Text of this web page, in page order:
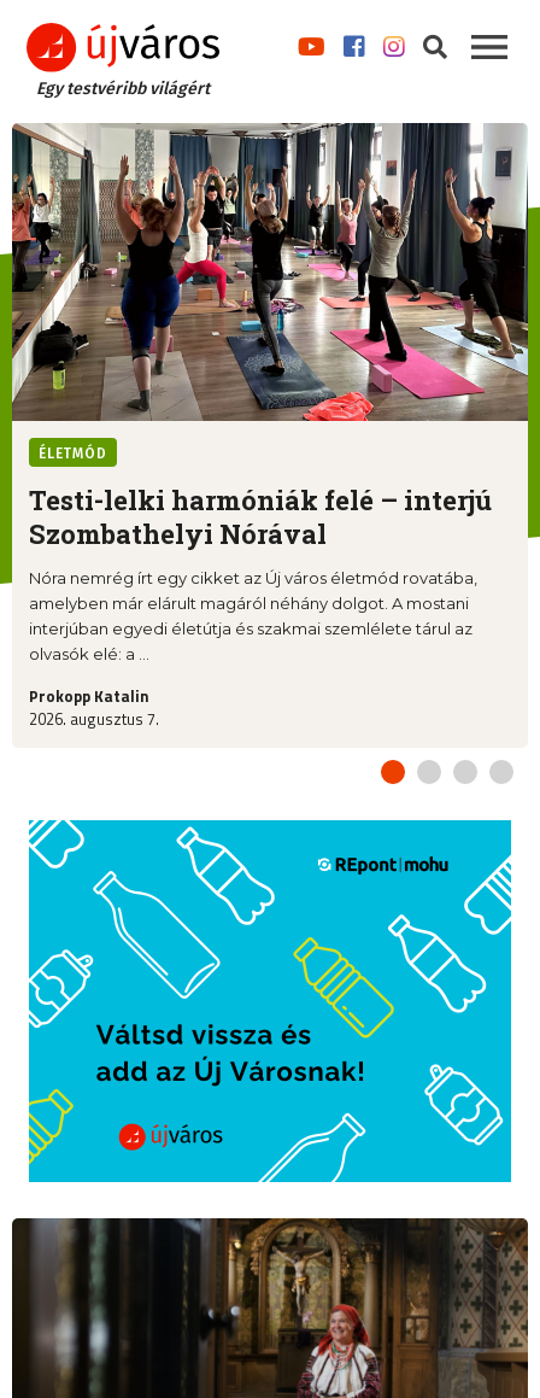
Egy testvéribb világért
ÉLETMÓD
Testi-lelki harmóniák felé – interjú
Szombathelyi Nórával
Nóra nemrég írt egy cikket az Új város életmód rovatába,
amelyben már elárult magáról néhány dolgot. A mostani
interjúban egyedi életútja és szakmai szemlélete tárul az
olvasók elé: a ...
Prokopp Katalin
2026. augusztus 7.